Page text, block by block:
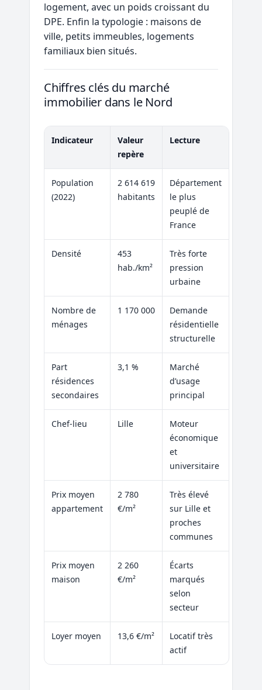
logement, avec un poids croissant du
DPE. Enfin la typologie : maisons de
ville, petits immeubles, logements
familiaux bien situés.
Chiffres clés du marché
immobilier dans le Nord
Indicateur
Valeur
repère
Lecture
Population
(2022)
2 614 619
habitants
Département
le plus
peuplé de
France
Densité
453
hab./km²
Très forte
pression
urbaine
Nombre de
ménages
1 170 000
Demande
résidentielle
structurelle
Part
résidences
secondaires
3,1 %
Marché
d’usage
principal
Chef-lieu Lille
Moteur
économique
et
universitaire
Prix moyen
appartement
2 780
€/m²
Très élevé
sur Lille et
proches
communes
Prix moyen
maison
2 260
€/m²
Écarts
marqués
selon
secteur
Loyer moyen 13,6 €/m²
Locatif très
actif